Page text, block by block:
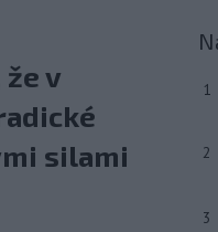
v
silami
1
2
3